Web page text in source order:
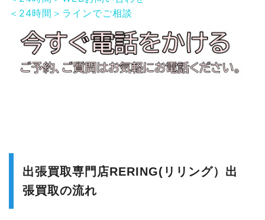
＜24時間＞ラインでご相談
出張買取専門店RERING(リリング）出
張買取の流れ